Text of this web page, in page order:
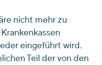
nicht mehr zu
eingeführt wird.
Teil der von den